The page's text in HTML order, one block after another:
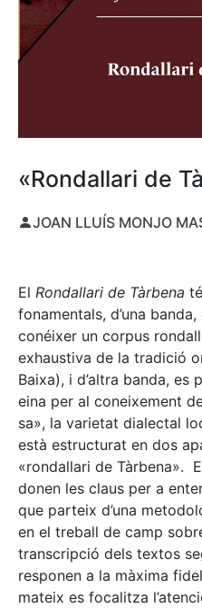
«Rondallari de
JOAN LLUÍS MONJO
El Rondallari de Tàrbena
fonamentals, d’una
conéixer un corpus
exhaustiva de la tradició
Baixa), i d’altra banda, es
eina per al coneixement
sa», la varietat dialectal
està estructurat en dos
«rondallari de Tàrbena».
donen les claus per a
que parteix d’una
en el treball de camp
transcripció dels textos
responen a la màxima
mateix es focalitza